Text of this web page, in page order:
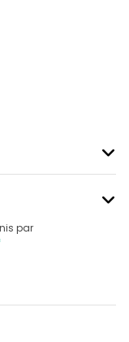
par